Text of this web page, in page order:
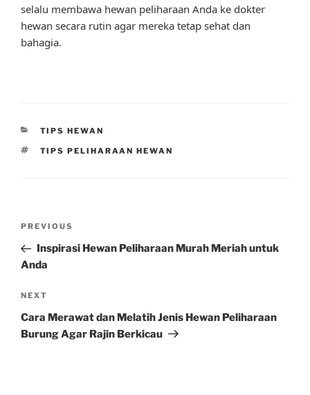
selalu membawa hewan peliharaan Anda ke dokter
hewan secara rutin agar mereka tetap sehat dan
bahagia.
CATEGORIES
TIPS HEWAN
TAGS
TIPS PELIHARAAN HEWAN
Previous
Post
PREVIOUS
Inspirasi Hewan Peliharaan Murah Meriah untuk
Anda
Next
Post
NEXT
Cara Merawat dan Melatih Jenis Hewan Peliharaan
Burung Agar Rajin Berkicau